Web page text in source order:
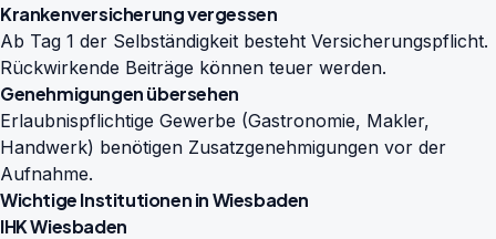
Krankenversicherung vergessen
Ab Tag 1 der Selbständigkeit besteht Versicherungspflicht.
Rückwirkende Beiträge können teuer werden.
Genehmigungen übersehen
Erlaubnispflichtige Gewerbe (Gastronomie, Makler,
Handwerk) benötigen Zusatzgenehmigungen vor der
Aufnahme.
Wichtige Institutionen in Wiesbaden
IHK Wiesbaden